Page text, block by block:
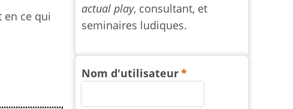
en ce qui
actual play, consultant, et
seminaires ludiques.
Nom d'utilisateur